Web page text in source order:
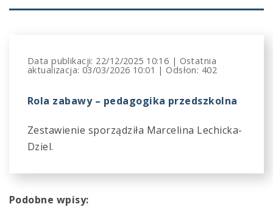
Data publikacji: 22/12/2025 10:16 | Ostatnia
aktualizacja:03/03/2026 10:01 |Odsłon: 402
Rola zabawy – pedagogika przedszkolna
Zestawienie sporządziła Marcelina Lechicka-
Dziel.
Podobne wpisy: